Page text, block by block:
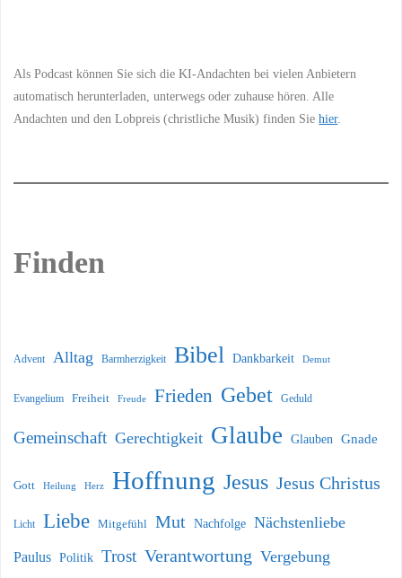
Als Podcast können Sie sich die KI-Andachten bei vielen Anbietern
automatisch herunterladen, unterwegs oder zuhause hören. Alle
Andachten und den Lobpreis (christliche Musik) finden Siehier.
Finden
Advent Alltag Barmherzigkeit Bibel Dankbarkeit Demut
Evangelium Freiheit Freude Frieden Gebet Geduld
Gemeinschaft Gerechtigkeit Glaube Glauben Gnade
Gott Heilung Herz Hoffnung Jesus Jesus Christus
Licht Liebe Mitgefühl Mut Nachfolge Nächstenliebe
Paulus Politik Trost Verantwortung Vergebung